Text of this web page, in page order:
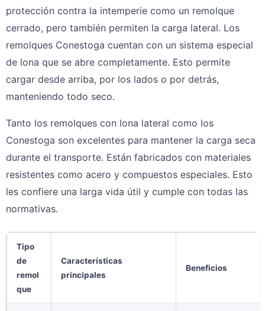
protección contra la intemperie como un remolque
cerrado, pero también permiten la carga lateral. Los
remolques Conestoga cuentan con un sistema especial
de lona que se abre completamente. Esto permite
cargar desde arriba, por los lados o por detrás,
manteniendo todo seco.
Tanto los remolques con lona lateral como los
Conestoga son excelentes para mantener la carga seca
durante el transporte. Están fabricados con materiales
resistentes como acero y compuestos especiales. Esto
les confiere una larga vida útil y cumple con todas las
normativas.
Tipo
de
remol
que
Características
principales
Beneficios